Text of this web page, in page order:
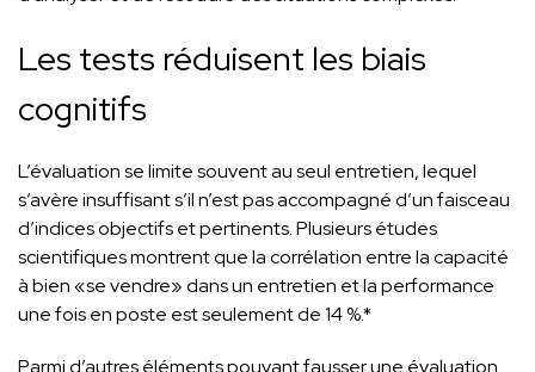
Les tests réduisent les biais
cognitifs
L’évaluation se limite souvent au seul entretien, lequel
s’avère insuffisant s’il n’est pas accompagné d’un faisceau
d’indices objectifs et pertinents. Plusieurs études
scientifiques montrent que la corrélation entre la capacité
à bien «se vendre» dans un entretien et la performance
une fois en poste est seulement de 14 %.*
Parmi d’autres éléments pouvant fausser une évaluation